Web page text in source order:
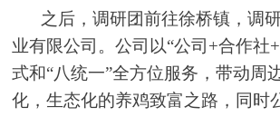
之后，调研团前往徐桥镇 ，调
业有限公司。公司以“公司+合作社
式和“八统一”全方位服务，带动周
化，生态化的养鸡致富之路，同时